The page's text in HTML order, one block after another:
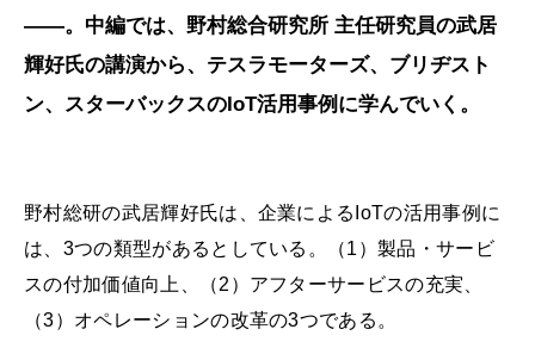
――。中編では、野村総合研究所 主任研究員の武居
輝好氏の講演から、テスラモーターズ、ブリヂスト
ン、スターバックスのIoT活用事例に学んでいく。
野村総研の武居輝好氏は、企業によるIoTの活用事例に
は、3つの類型があるとしている。（1）製品・サービ
スの付加価値向上、（2）アフターサービスの充実、
（3）オペレーションの改革の3つである。